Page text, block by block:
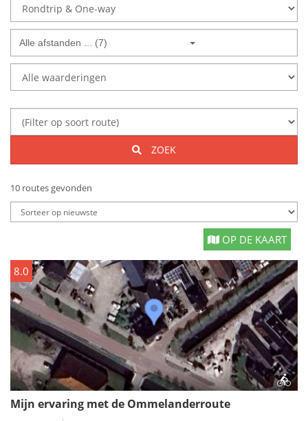
Alle afstanden ... (7)
ZOEK
10 routes gevonden
OP DE KAART
8.0
Mijn ervaring met de Ommelanderroute